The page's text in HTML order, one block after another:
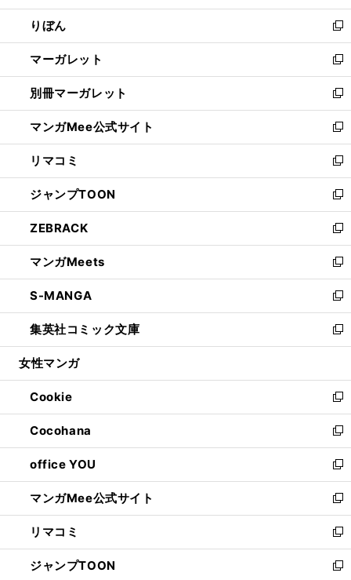
開
く
ウ
で
開
く
ン
ド
ウ
で
開
く
ウ
ィ
ン
ド
ウ
で
開
く
りぼん
新
し
い
ウ
ィ
ン
ド
ウ
で
開
く
マーガレット
新
し
い
ウ
ィ
ン
ド
ウ
で
開
く
別冊マーガレット
新
し
い
ウ
ィ
ン
ド
ウ
で
開
く
マンガMee公式サイト
新
し
い
ウ
ィ
ン
ド
ウ
で
開
く
リマコミ
新
し
い
ウ
ィ
ン
ド
ウ
で
開
く
ジャンプTOON
新
し
い
ウ
ィ
ン
ド
ウ
で
開
ZEBRACK
新
し
い
ウ
ィ
ン
ド
ウ
開
く
マンガMeets
新
し
い
ウ
ィ
ン
ウ
で
開
く
S-MANGA
新
し
い
ウ
ン
ド
ウ
で
開
く
集英社コミック文庫
新
し
ウ
ィ
ン
ド
ウ
で
開
く
女性マンガ
Cookie
新
し
い
ウ
ィ
ン
ド
ウ
で
開
く
Cocohana
新
し
い
ウ
ィ
ン
ド
ウ
で
office YOU
新
し
い
ウ
ィ
ン
ド
マンガMee公式サイト
新
し
い
ウ
ィ
リマコミ
新
し
い
ジャンプTOON
新